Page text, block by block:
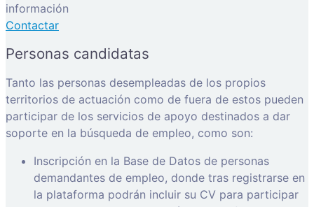
información
Contactar
Personas candidatas
Tanto las personas desempleadas de los propios
territorios de actuación como de fuera de estos pueden
participar de los servicios de apoyo destinados a dar
soporte en la búsqueda de empleo, como son:
Inscripción en la Base de Datos de personas
demandantes de empleo, donde tras registrarse en
la plataforma podrán incluir su CV para participar